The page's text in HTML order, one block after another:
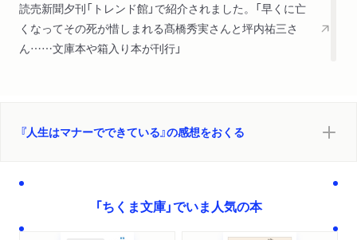
読売新聞夕刊「トレンド館」で紹介されました。「早くに亡
くなってその死が惜しまれる髙橋秀実さんと坪内祐三さ
ん……文庫本や箱入り本が刊行」
『人生はマナーでできている』の感想をおくる
「ちくま文庫」でいま人気の本